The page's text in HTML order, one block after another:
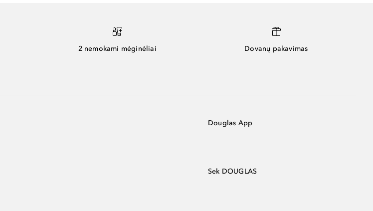
2 nemokami mėginėliai Dovanų pakavimas
Douglas App
Sek DOUGLAS